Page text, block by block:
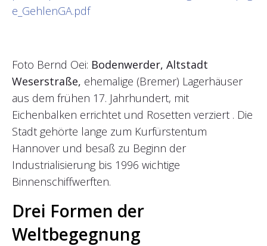
e_GehlenGA.pdf
Foto Bernd Oei: Bodenwerder, Altstadt
Weserstraße, ehemalige (Bremer) Lagerhäuser
aus dem frühen 17. Jahrhundert, mit
Eichenbalken errichtet und Rosetten verziert . Die
Stadt gehörte lange zum Kurfürstentum
Hannover und besaß zu Beginn der
Industrialisierung bis 1996 wichtige
Binnenschiffwerften.
Drei Formen der
Weltbegegnung